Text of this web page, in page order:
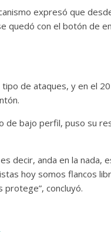
expresó que
quedó con el botón de
de ataques, y en el
de bajo perfil, puso su
decir, anda en la nada,
hoy somos flancos
concluyó.